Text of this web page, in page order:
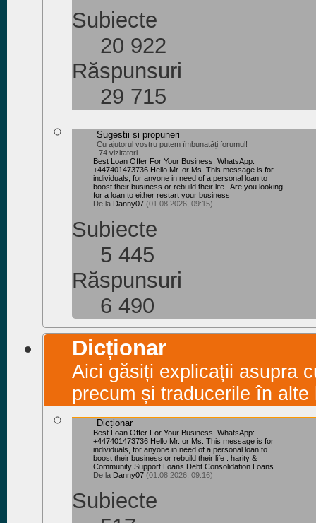
Subiecte
20 922
Răspunsuri
29 715
Sugestii și propuneri
Cu ajutorul vostru putem îmbunatăți forumul!
74 vizitatori
Best Loan Offer For Your Business. WhatsApp:
+447401473736 Hello Mr. or Ms. This message is for
individuals, for anyone in need of a personal loan to
boost their business or rebuild their life . Are you looking
for a loan to either restart your business
De la Danny07 (01.08.2026, 09:15)
Subiecte
5 445
Răspunsuri
6 490
Dicționar
Aici găsiți explicații asupra
precum și traducerile în alte
Dicționar
Best Loan Offer For Your Business. WhatsApp:
+447401473736 Hello Mr. or Ms. This message is for
individuals, for anyone in need of a personal loan to
boost their business or rebuild their life . harity &
Community Support Loans Debt Consolidation Loans
De la Danny07 (01.08.2026, 09:16)
Subiecte